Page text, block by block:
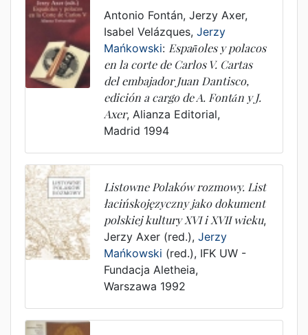
Antonio Fontán, Jerzy Axer,
Isabel Velázques, Jerzy
Mańkowski: Españoles y polacos
en la corte de Carlos V. Cartas
del embajador Juan Dantisco,
edición a cargo de A. Fontán y J.
Axer, Alianza Editorial,
Madrid 1994
Listowne Polaków rozmowy. List
łacińskojęzyczny jako dokument
polskiej kultury XVI i XVII wieku,
Jerzy Axer (red.), Jerzy
Mańkowski (red.), IFK UW -
Fundacja Aletheia,
Warszawa 1992